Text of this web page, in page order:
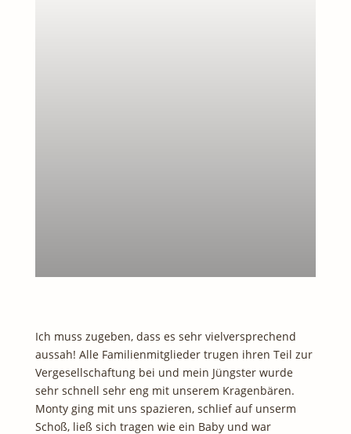
Ich muss zugeben, dass es sehr vielversprechend
aussah! Alle Familienmitglieder trugen ihren Teil zur
Vergesellschaftung bei und mein Jüngster wurde
sehr schnell sehr eng mit unserem Kragenbären.
Monty ging mit uns spazieren, schlief auf unserm
Schoß, ließ sich tragen wie ein Baby und war